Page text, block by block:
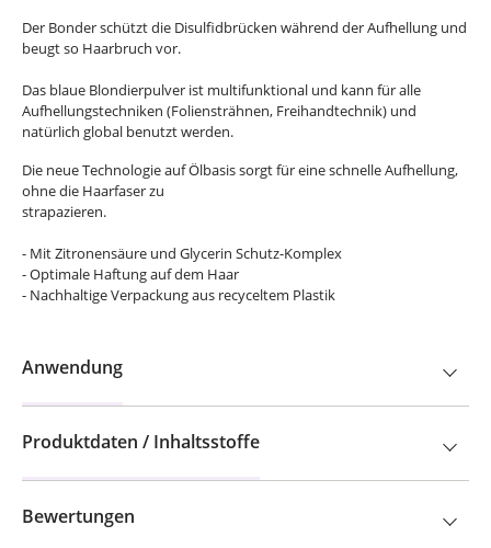
Der Bonder schützt die Disulfidbrücken während der Aufhellung und
beugt so Haarbruch vor.
Das blaue Blondierpulver ist multifunktional und kann für alle
Aufhellungstechniken (Foliensträhnen, Freihandtechnik) und
natürlich global benutzt werden.
Die neue Technologie auf Ölbasis sorgt für eine schnelle Aufhellung,
ohne die Haarfaser zu
strapazieren.
- Mit Zitronensäure und Glycerin Schutz-Komplex
- Optimale Haftung auf dem Haar
- Nachhaltige Verpackung aus recyceltem Plastik
Anwendung
Produktdaten / Inhaltsstoffe
Bewertungen